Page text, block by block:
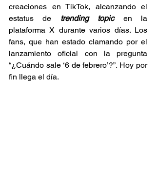
creaciones en TikTok, alcanzando el
estatus de trending topic en la
plataforma X durante varios días. Los
fans, que han estado clamando por el
lanzamiento oficial con la pregunta
“¿Cuándo sale ‘6 de febrero’?”. Hoy por
fin llega el día.